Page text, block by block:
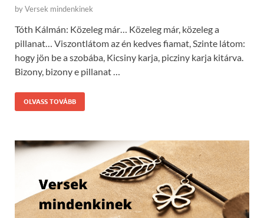
byVersek mindenkinek
Tóth Kálmán: Közeleg már… Közeleg már, közeleg a
pillanat… Viszontlátom az én kedves fiamat, Szinte látom:
hogy jön be a szobába, Kicsiny karja, picziny karja kitárva.
Bizony, bizony e pillanat …
OLVASS TOVÁBB